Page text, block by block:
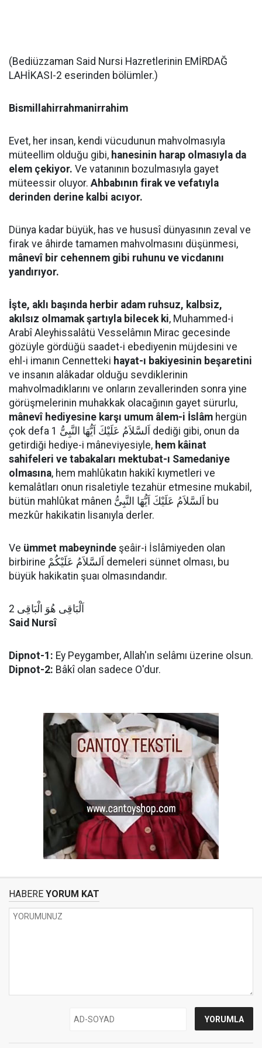
(Bediüzzaman Said Nursi Hazretlerinin EMİRDAĞ
LAHİKASI-2 eserinden bölümler.)
Bismillahirrahmanirrahim
Evet, her insan, kendi vücudunun mahvolmasıyla
müteellim olduğu gibi, hanesinin harap olmasıyla da
elem çekiyor. Ve vatanının bozulmasıyla gayet
müteessir oluyor. Ahbabının firak ve vefatıyla
derinden derine kalbi acıyor.
Dünya kadar büyük, has ve hususî dünyasının zeval ve
firak ve âhirde tamamen mahvolmasını düşünmesi,
mânevî bir cehennem gibi ruhunu ve vicdanını
yandırıyor.
İşte, aklı başında herbir adam ruhsuz, kalbsiz,
akılsız olmamak şartıyla bilecek ki, Muhammed-i
Arabî Aleyhissalâtü Vesselâmın Mirac gecesinde
gözüyle gördüğü saadet-i ebediyenin müjdesini ve
ehl-i imanın Cennetteki hayat-ı bakiyesinin beşaretini
ve insanın alâkadar olduğu sevdiklerinin
mahvolmadıklarını ve onların zevallerinden sonra yine
görüşmelerinin muhakkak olacağının gayet sürurlu,
mânevî hediyesine karşı umum âlem-i İslâm hergün
çok defa اَلسَّلاَمُ عَلَيْكَ اَيُّهَا النَّبِىُّ 1 dediği gibi, onun da
getirdiği hediye-i mâneviyesiyle, hem kâinat
sahifeleri ve tabakaları mektubat-ı Samedaniye
olmasına, hem mahlûkatın hakikî kıymetleri ve
kemalâtları onun risaletiyle tezahür etmesine mukabil,
bütün mahlûkat mânen اَلسَّلاَمُ عَلَيْكَ اَيُّهَا النَّبِىُّ bu
mezkûr hakikatin lisanıyla derler.
Ve ümmet mabeyninde şeâir-i İslâmiyeden olan
birbirine اَلسَّلاَمُ عَلَيْكُمْ demeleri sünnet olması, bu
büyük hakikatin şuaı olmasındandır.
اَلْبَاقِى هُوَ الْبَاقِى 2
Said Nursî
Dipnot-1: Ey Peygamber, Allah'ın selâmı üzerine olsun.
Dipnot-2: Bâkî olan sadece O'dur.
HABERE YORUM KAT